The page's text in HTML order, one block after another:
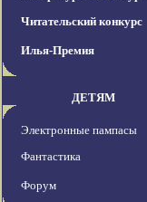
Читательский конкурс
Илья-Премия
ДЕТЯМ
Электронные пампасы
Фантастика
Форум